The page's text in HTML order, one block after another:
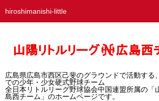
hiroshimanishi-little
広島県広島市西区己斐のグラウンドで活動する
での少年・少女硬式野球チーム
全日本リトルリーグ野球協会中国連盟所属の「
島西チーム」のホームページです。
広島西チームとは
選手募集／体験・見学